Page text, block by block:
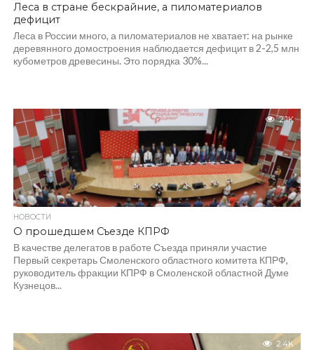
Леса в стране бескрайние, а пиломатериалов
дефицит
Леса в России много, а пиломатериалов не хватает: на рынке
деревянного домостроения наблюдается дефицит в 2-2,5 млн
кубометров древесины. Это порядка 30%...
2.1K
НОВОСТИ
О прошедшем Съезде КПРФ
В качестве делегатов в работе Съезда приняли участие
Первый секретарь Смоленского областного комитета КПРФ,
руководитель фракции КПРФ в Смоленской областной Думе
Кузнецов...
2.4K